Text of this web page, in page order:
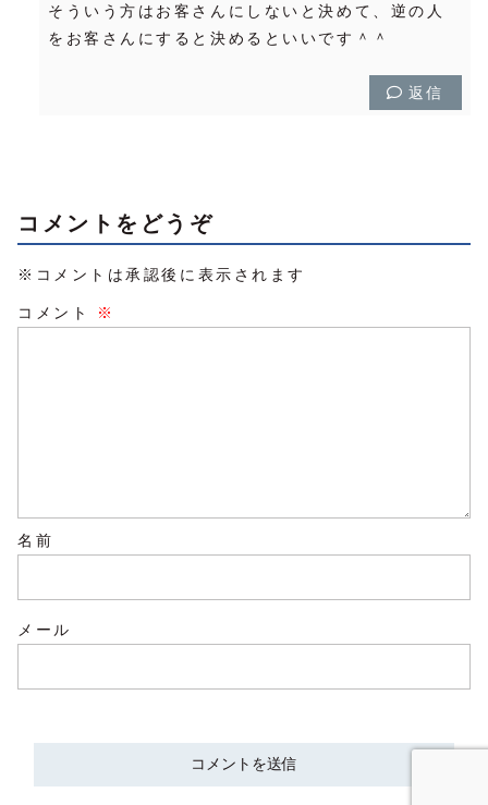
そういう方はお客さんにしないと決めて、逆の人
をお客さんにすると決めるといいです＾＾
返信
コメントをどうぞ
※コメントは承認後に表示されます
コメント ※
名前
メール